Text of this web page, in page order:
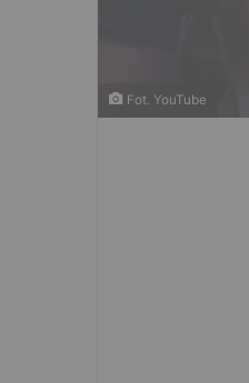
Fot. YouTube